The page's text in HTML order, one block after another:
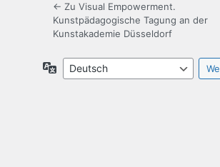
← Zu Visual Empowerment.
Kunstpädagogische Tagung an der
Kunstakademie Düsseldorf
Sprache